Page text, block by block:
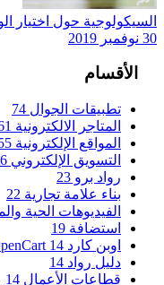
السيكولوجية حول اختيار
30 نوفمبر 2019
الأقسام
تطبيقات الجوال 74
المتاجر الالكترونية
المواقع الإلكترونية
التسويق الإلكتروني
رواد برو 23
بناء علامة تجارية 22
الفيديوهات الحية
استضافة 19
اوبن كارد OpenCart 14
دليل رواد 14
قطاعات الأعمال 14